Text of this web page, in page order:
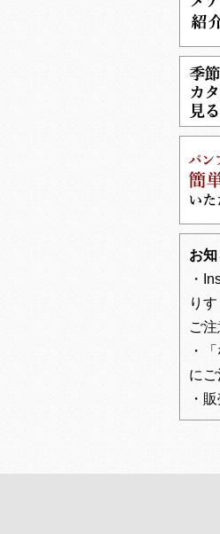
お
・
り
ご
・
に
・